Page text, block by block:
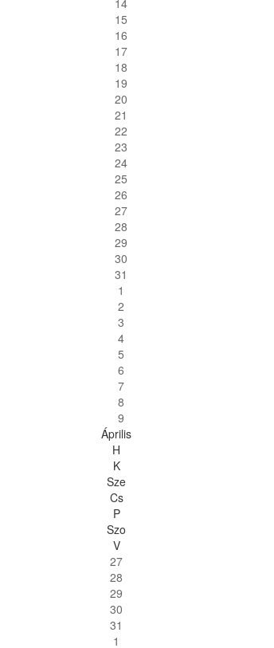
14
15
16
17
18
19
20
21
22
23
24
25
26
27
28
29
30
31
1
2
3
4
5
6
7
8
9
Április
H
K
Sze
Cs
P
Szo
V
27
28
29
30
31
1